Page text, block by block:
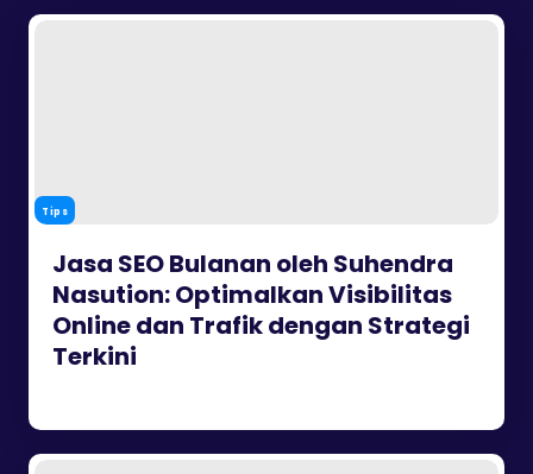
Tips
Jasa SEO Bulanan oleh Suhendra
Nasution: Optimalkan Visibilitas
Online dan Trafik dengan Strategi
Terkini